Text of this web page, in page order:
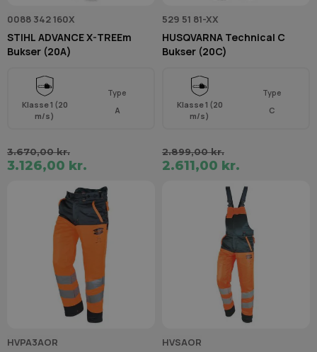
0088 342 160X
STIHL ADVANCE X-TREEm
Bukser (20A)
Klasse 1 (20
m/s)
Type
A
3.670,00 kr.
3.126,00 kr.
529 51 81-XX
HUSQVARNA Technical C
Bukser (20C)
Klasse 1 (20
m/s)
Type
C
2.899,00 kr.
2.611,00 kr.
HVPA3AOR HVSAOR